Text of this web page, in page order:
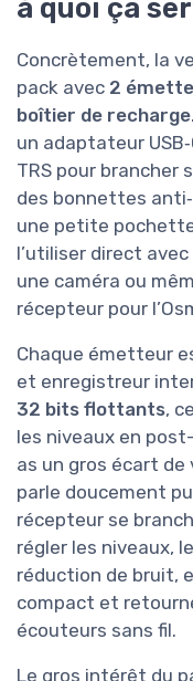
à quoi ça
Concrètement, la
pack avec 2
boîtier de recharge
un adaptateur
TRS pour brancher
des bonnettes
une petite
l’utiliser direct avec
une caméra ou
récepteur pour
Chaque émetteur
et enregistreur
32 bits flottants,
les niveaux en
as un gros écart de
parle doucement
récepteur se
régler les niveaux,
réduction de bruit,
compact et
écouteurs sans fil.
Le gros intérêt du